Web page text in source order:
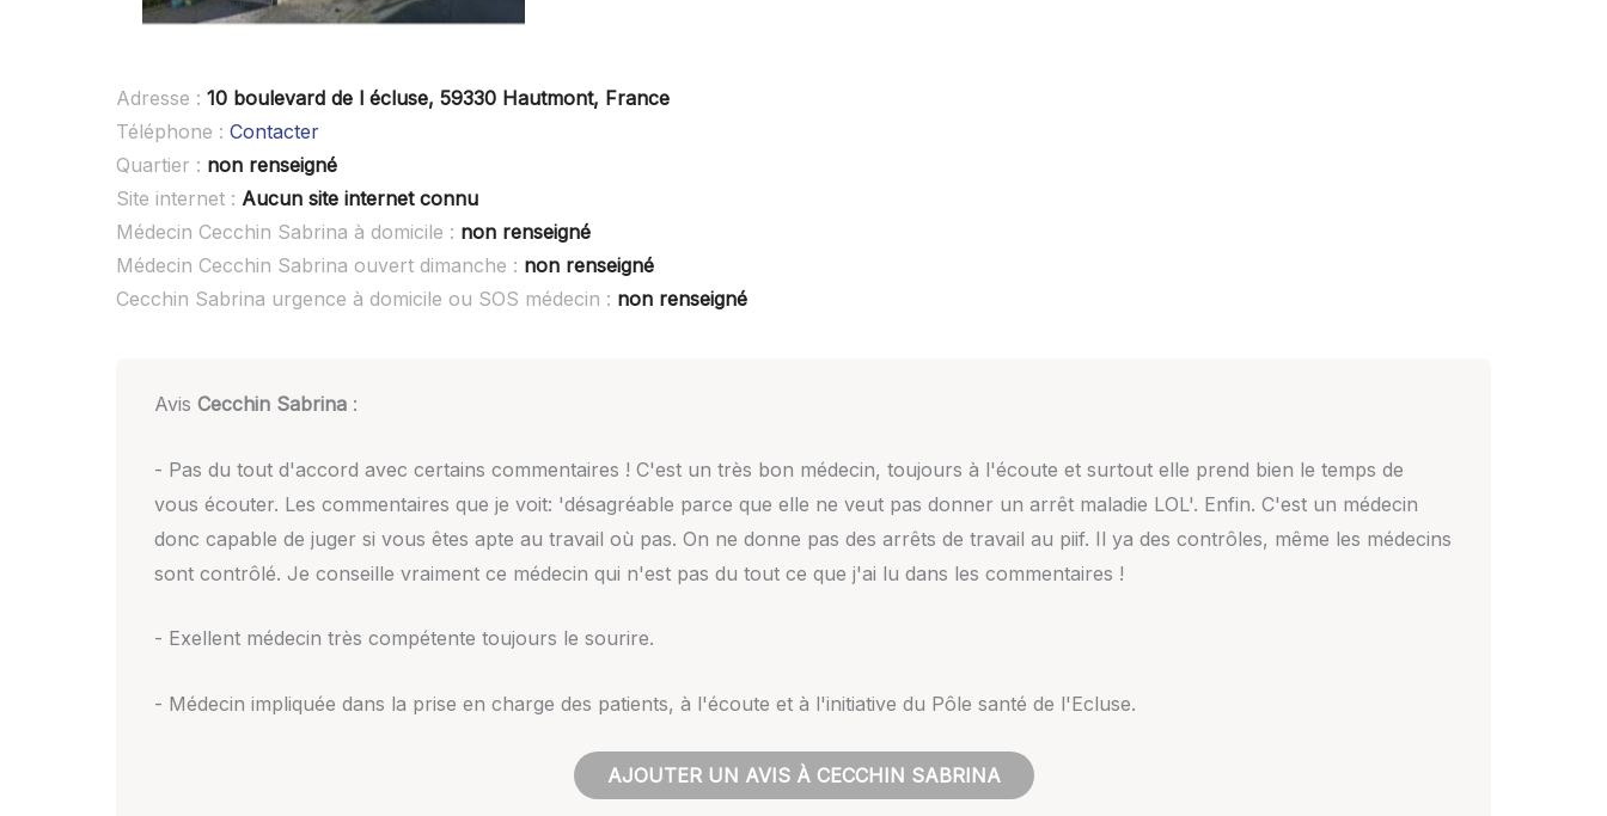
Adresse : 10 boulevard de l écluse, 59330 Hautmont, France
Téléphone : Contacter
Quartier : non renseigné
Site internet : Aucun site internet connu
Médecin Cecchin Sabrina à domicile : non renseigné
Médecin Cecchin Sabrina ouvert dimanche : non renseigné
Cecchin Sabrina urgence à domicile ou SOS médecin : non renseigné
Avis Cecchin Sabrina :
- Pas du tout d'accord avec certains commentaires ! C'est un très bon médecin, toujours à l'écoute et surtout elle prend bien le temps de
vous écouter. Les commentaires que je voit: 'désagréable parce que elle ne veut pas donner un arrêt maladie LOL'. Enfin. C'est un médecin
donc capable de juger si vous êtes apte au travail où pas. On ne donne pas des arrêts de travail au piif. Il ya des contrôles, même les médecins
sont contrôlé. Je conseille vraiment ce médecin qui n'est pas du tout ce que j'ai lu dans les commentaires !
- Exellent médecin très compétente toujours le sourire.
- Médecin impliquée dans la prise en charge des patients, à l'écoute et à l'initiative du Pôle santé de l'Ecluse.
AJOUTER UN AVIS À CECCHIN SABRINA